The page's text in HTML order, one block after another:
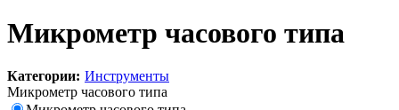
Микрометр часового типа
Категории: Инструменты
Микрометр часового типа